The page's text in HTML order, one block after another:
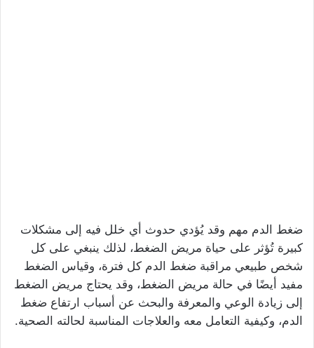
ضغط الدم مهم وقد يُؤدي حدوث أي خلل فيه إلى مشكلات
كبيرة تُؤثر على حياة مريض الضغط، لذلك ينبغي على كل
شخص طبيعي مراقبة ضغط الدم كل فترة، وقياس الضغط
مفيد أيضًا في حالة مريض الضغط، وقد يحتاج مريض الضغط
إلى زيادة الوعي والمعرفة والبحث عن أسباب ارتفاع ضغط
الدم، وكيفية التعامل معه والعلاجات المناسبة لحالته الصحية.